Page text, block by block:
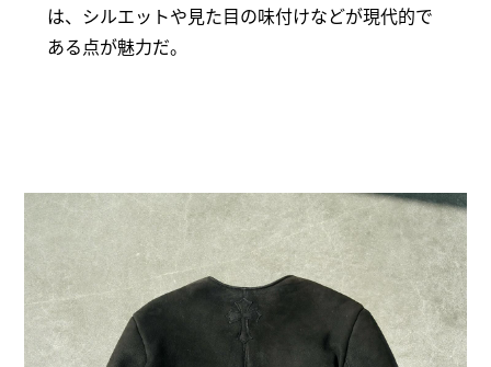
は、シルエットや見た目の味付けなどが現代的で
ある点が魅力だ。